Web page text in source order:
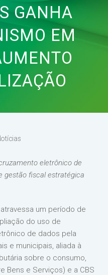
GANHA
EM
eletrônico de
gestão fiscal estratégica
um período de
do uso de
de dados pela
e municipais, aliada à
sobre o consumo,
Bens e Serviços) e a CBS